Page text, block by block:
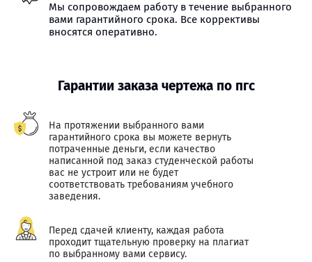
Мы сопровождаем работу в течение выбранного
вами гарантийного срока. Все коррективы
вносятся оперативно.
Гарантии заказа чертежа по пгс
На протяжении выбранного вами
гарантийного срока вы можете вернуть
потраченные деньги, если качество
написанной под заказ студенческой работы
вас не устроит или не будет
соответствовать требованиям учебного
заведения.
Перед сдачей клиенту, каждая работа
проходит тщательную проверку на плагиат
по выбранному вами сервису.